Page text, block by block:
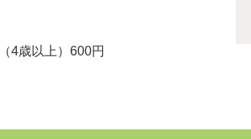
4歳以上）600円